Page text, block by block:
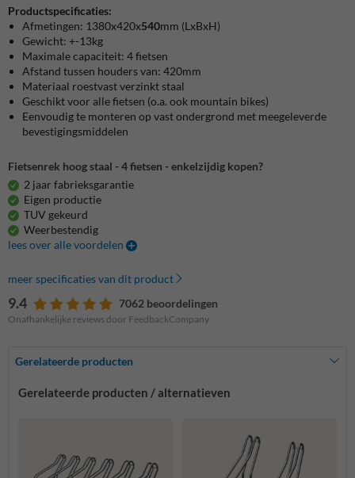
Productspecificaties:
Afmetingen: 1380x420x540mm (LxBxH)
Gewicht: +-13kg
Maximale capaciteit: 4 fietsen
Afstand tussen houders van: 420mm
Materiaal roestvast verzinkt staal
Geschikt voor alle fietsen (o.a. ook mountain bikes)
Eenvoudig te monteren op vast ondergrond met meegeleverde
bevestigingsmiddelen
Fietsenrek hoog staal - 4 fietsen - enkelzijdig kopen?
2 jaar fabrieksgarantie
Eigen productie
TUV gekeurd
Weerbestendig
lees over alle voordelen
meer specificaties van dit product
9.4 7062 beoordelingen
Onafhankelijke reviews door FeedbackCompany
Gerelateerde producten
Gerelateerde producten / alternatieven